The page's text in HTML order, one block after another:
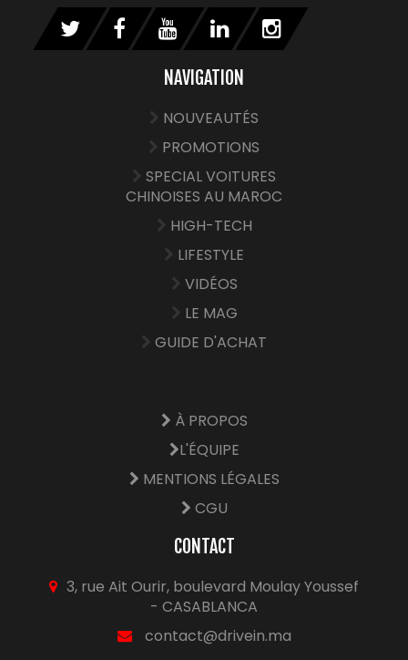
NAVIGATION
NOUVEAUTÉS
PROMOTIONS
SPECIAL VOITURES
CHINOISES AU MAROC
HIGH-TECH
LIFESTYLE
VIDÉOS
LE MAG
GUIDE D'ACHAT
À PROPOS
L'ÉQUIPE
MENTIONS LÉGALES
CGU
CONTACT
3, rue Ait Ourir, boulevard Moulay Youssef
- CASABLANCA
contact@drivein.ma